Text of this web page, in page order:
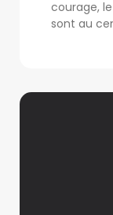
courage,
sont au